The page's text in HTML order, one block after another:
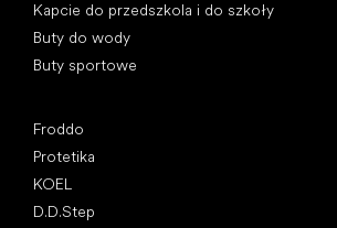
Kapcie do przedszkola i do szkoły
Buty do wody
Buty sportowe
Froddo
Protetika
KOEL
D.D.Step